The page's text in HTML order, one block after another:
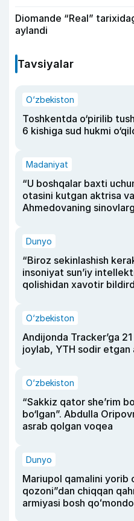
Diomande “Real”
aylandi
Tavsiyalar
O‘zbekiston
Toshkentda o‘pirilib
6 kishiga sud hukmi
Madaniyat
“U boshqalar baxti
otasini kutgan aktrisa
Ahmedovaning
Dunyo
“Biroz sekinlashish
insoniyat sun’iy
qolishidan xavotir
O‘zbekiston
Andijonda Tracker’ga
joylab, YTH sodir etgan
O‘zbekiston
“Sakkiz qator she’rim
bo‘lgan”. Abdulla
asrab qolgan voqea
Dunyo
Mariupol qamalini yorib
qozoni”dan chiqqan
armiyasi bosh